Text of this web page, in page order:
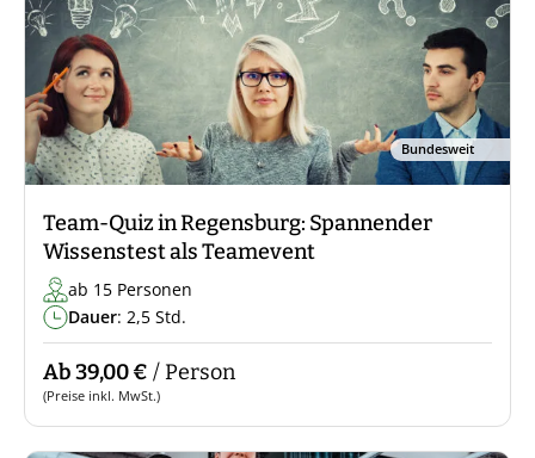
Bundesweit
Team-Quiz in Regensburg: Spannender
Wissenstest als Teamevent
ab 15 Personen
Dauer: 2,5 Std.
Ab 39,00 € / Person
(Preise inkl. MwSt.)